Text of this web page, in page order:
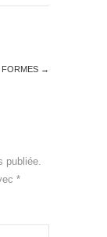
→
publiée.
*